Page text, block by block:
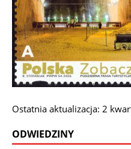
Ostatnia aktualizacja: 2
ODWIEDZINY